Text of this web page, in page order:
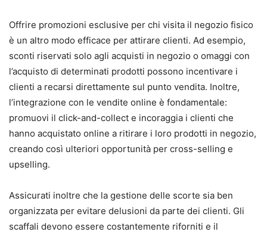
Offrire promozioni esclusive per chi visita il negozio fisico
è un altro modo efficace per attirare clienti. Ad esempio,
sconti riservati solo agli acquisti in negozio o omaggi con
l’acquisto di determinati prodotti possono incentivare i
clienti a recarsi direttamente sul punto vendita. Inoltre,
l’integrazione con le vendite online è fondamentale:
promuovi il click-and-collect e incoraggia i clienti che
hanno acquistato online a ritirare i loro prodotti in negozio,
creando così ulteriori opportunità per cross-selling e
upselling.
Assicurati inoltre che la gestione delle scorte sia ben
organizzata per evitare delusioni da parte dei clienti. Gli
scaffali devono essere costantemente riforniti e il